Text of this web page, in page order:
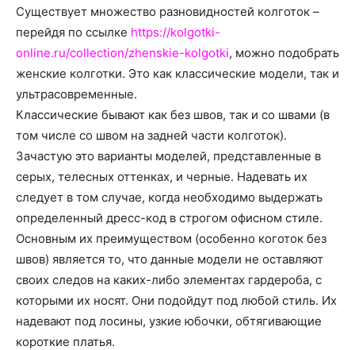
нем
Существует множество разновидностей колготок –
перейдя по ссылке https://kolgotki-
online.ru/collection/zhenskie-kolgotki, можно подобрать
женские колготки. Это как классические модели, так и
ультрасовременные.
Классические бывают как без швов, так и со швами (в
том числе со швом на задней части колготок).
Зачастую это варианты моделей, представленные в
серых, телесных оттенках, и черные. Надевать их
следует в том случае, когда необходимо выдержать
определенный дресс-код в строгом офисном стиле.
Основным их преимуществом (особенно коготок без
швов) является то, что данные модели не оставляют
своих следов на каких-либо элементах гардероба, с
которыми их носят. Они подойдут под любой стиль. Их
надевают под лосины, узкие юбочки, обтягивающие
короткие платья.